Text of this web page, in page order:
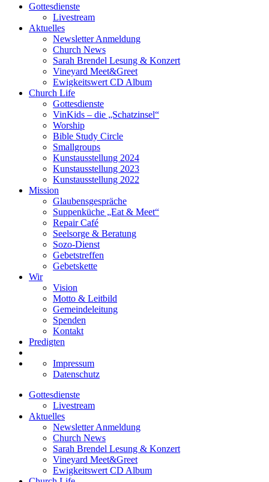
Gottesdienste
Livestream
Aktuelles
Newsletter Anmeldung
Church News
Sarah Brendel Lesung & Konzert
Vineyard Meet&Greet
Ewigkeitswert CD Album
Church Life
Gottesdienste
VinKids – die „Schatzinsel“
Worship
Bible Study Circle
Smallgroups
Kunstausstellung 2024
Kunstausstellung 2023
Kunstausstellung 2022
Mission
Glaubensgespräche
Suppenküche „Eat & Meet“
Repair Café
Seelsorge & Beratung
Sozo-Dienst
Gebetstreffen
Gebetskette
Wir
Vision
Motto & Leitbild
Gemeindeleitung
Spenden
Kontakt
Predigten
Impressum
Datenschutz
Gottesdienste
Livestream
Aktuelles
Newsletter Anmeldung
Church News
Sarah Brendel Lesung & Konzert
Vineyard Meet&Greet
Ewigkeitswert CD Album